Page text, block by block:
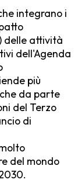
integrano i
delle attività
dell'Agenda
più
da parte
del Terzo
di
del mondo